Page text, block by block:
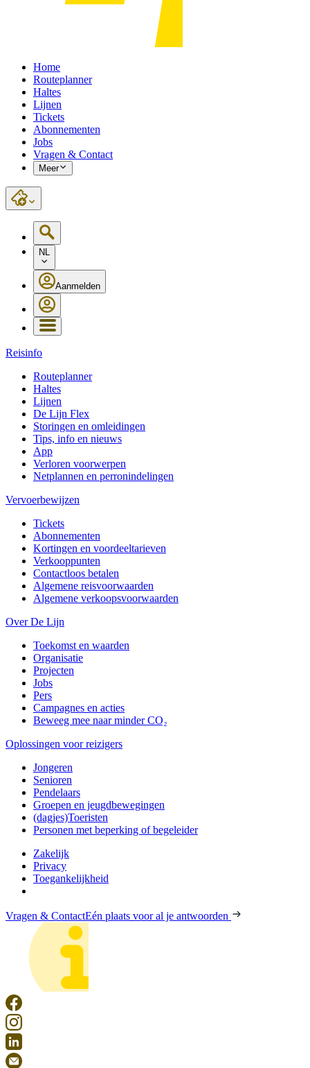
Home
Routeplanner
Haltes
Lijnen
Tickets
Abonnementen
Jobs
Vragen & Contact
Meer
NL
Aanmelden
Reisinfo
Routeplanner
Haltes
Lijnen
De Lijn Flex
Storingen en omleidingen
Tips, info en nieuws
App
Verloren voorwerpen
Netplannen en perronindelingen
Vervoerbewijzen
Tickets
Abonnementen
Kortingen en voordeeltarieven
Verkooppunten
Contactloos betalen
Algemene reisvoorwaarden
Algemene verkoopsvoorwaarden
Over De Lijn
Toekomst en waarden
Organisatie
Projecten
Jobs
Pers
Campagnes en acties
Beweeg mee naar minder CO₂
Oplossingen voor reizigers
Jongeren
Senioren
Pendelaars
Groepen en jeugdbewegingen
(dagjes)Toeristen
Personen met beperking of begeleider
Zakelijk
Privacy
Toegankelijkheid
Vragen & ContactEén plaats voor al je antwoorden